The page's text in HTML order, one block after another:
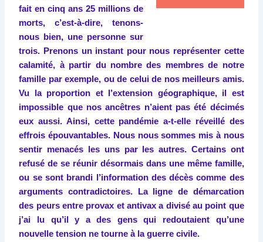
fait en cinq ans 25 millions de
morts, c’est-à-dire, tenons-
nous bien, une personne sur
trois. Prenons un instant pour nous représenter cette
calamité, à partir du nombre des membres de notre
famille par exemple, ou de celui de nos meilleurs amis.
Vu la proportion et l’extension géographique, il est
impossible que nos ancêtres n’aient pas été décimés
eux aussi. Ainsi, cette pandémie a-t-elle réveillé des
effrois épouvantables. Nous nous sommes mis à nous
sentir menacés les uns par les autres. Certains ont
refusé de se réunir désormais dans une même famille,
ou se sont brandi l’information des décès comme des
arguments contradictoires. La ligne de démarcation
des peurs entre provax et antivax a divisé au point que
j’ai lu qu’il y a des gens qui redoutaient qu’une
nouvelle tension ne tourne à la guerre civile.